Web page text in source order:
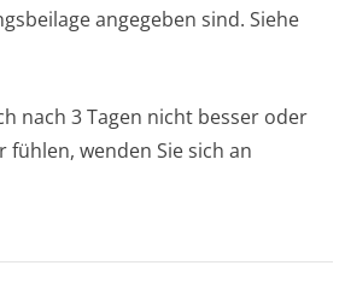
angegeben sind. Siehe
nach 3 Tagen nicht besser oder
fühlen, wenden Sie sich an